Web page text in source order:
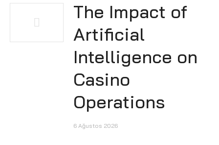
The Impact of
Artificial
Intelligence on
Casino
Operations
6 Ağustos 2026